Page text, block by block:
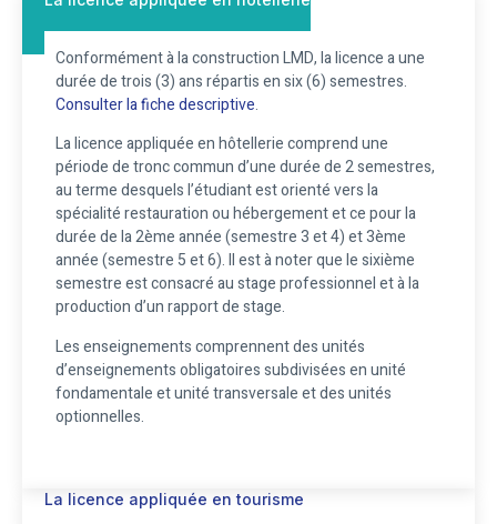
Conformément à la construction LMD, la licence a une
durée de trois (3) ans répartis en six (6) semestres.
Consulter la fiche descriptive.
La licence appliquée en hôtellerie comprend une
période de tronc commun d’une durée de 2 semestres,
au terme desquels l’étudiant est orienté vers la
spécialité restauration ou hébergement et ce pour la
durée de la 2ème année (semestre 3 et 4) et 3ème
année (semestre 5 et 6). Il est à noter que le sixième
semestre est consacré au stage professionnel et à la
production d’un rapport de stage.
Les enseignements comprennent des unités
d’enseignements obligatoires subdivisées en unité
fondamentale et unité transversale et des unités
optionnelles.
La licence appliquée en tourisme